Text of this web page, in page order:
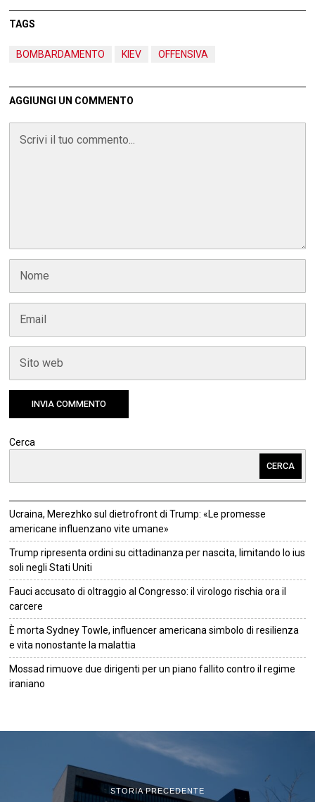
TAGS
BOMBARDAMENTO KIEV OFFENSIVA
AGGIUNGI UN COMMENTO
Cerca
CERCA
Ucraina, Merezhko sul dietrofront di Trump: «Le promesse
americane influenzano vite umane»
Trump ripresenta ordini su cittadinanza per nascita, limitando lo ius
soli negli Stati Uniti
Fauci accusato di oltraggio al Congresso: il virologo rischia ora il
carcere
È morta Sydney Towle, influencer americana simbolo di resilienza
e vita nonostante la malattia
Mossad rimuove due dirigenti per un piano fallito contro il regime
iraniano
STORIA PRECEDENTE